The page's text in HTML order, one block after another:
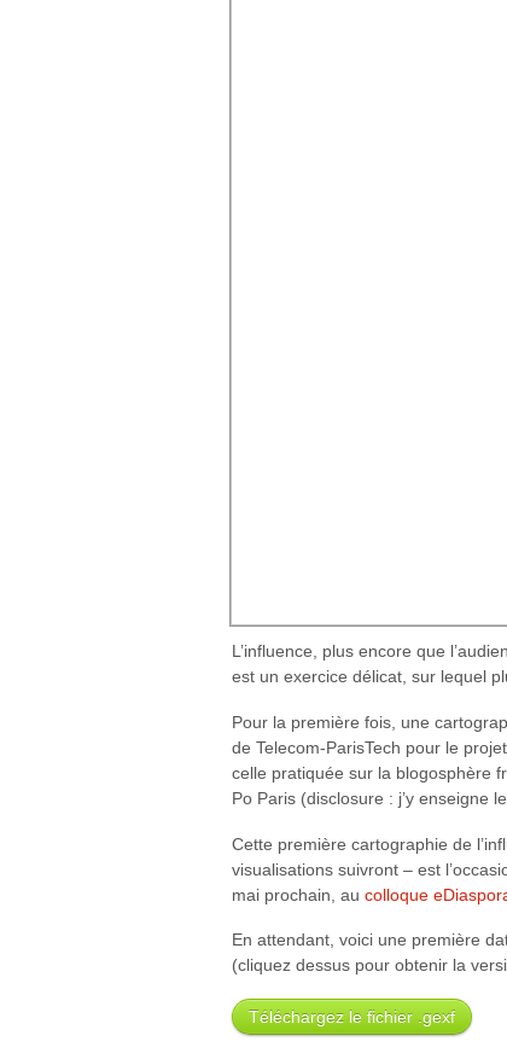
L’influence, plus encore que
est un exercice délicat, sur lequel
Pour la première fois, une
de Telecom-ParisTech pour le
celle pratiquée sur la blogosphère
Po Paris (disclosure : j’y enseigne
Cette première cartographie de
visualisations suivront – est
mai prochain, au colloque
En attendant, voici une première
(cliquez dessus pour obtenir la
Téléchargez le fichier .gexf